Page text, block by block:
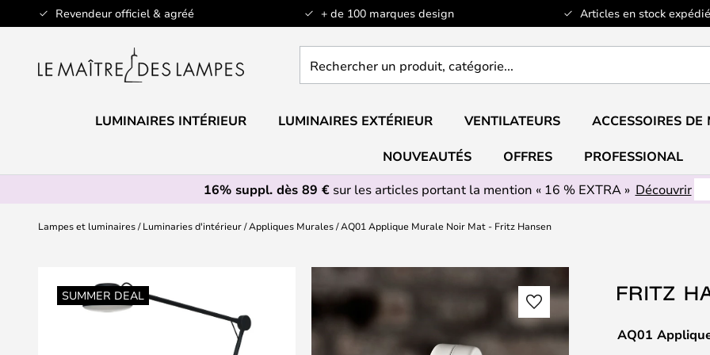
Revendeur officiel & agréé + de 100 marques design Articles en stock
Allez
au
un
catégorie...
LUMINAIRES INTÉRIEUR LUMINAIRES EXTÉRIEUR VENTILATEURS ACCESSOIRES DE
NOUVEAUTÉS OFFRES
PROFESSIONAL
16% suppl. dès 89 €sur les articles portant la mention « 16 % EXTRA » Découvrir
Lampes et luminaires Luminaries d'intérieur Appliques Murales AQ01 Applique Murale Noir Mat - Fritz Hansen
SUMMER DEAL
AQ01